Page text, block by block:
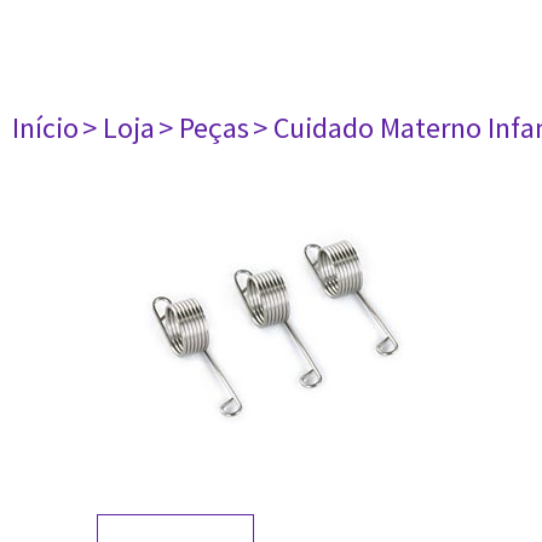
Início> Loja> Peças> Cuidado Materno